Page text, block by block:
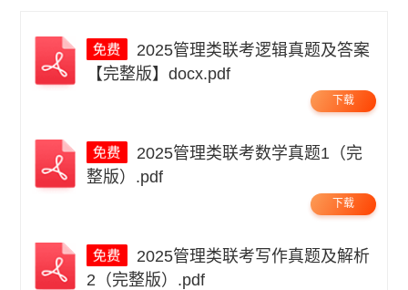
【完整版】docx.pdf
下载
整版）.pdf
下载
2（完整版）.pdf